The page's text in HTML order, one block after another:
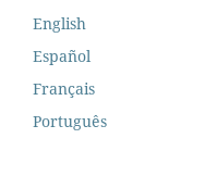
English
Español
Français
Português